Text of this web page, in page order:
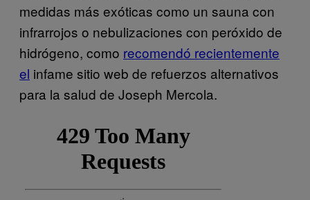
medidas más exóticas como un sauna con
infrarrojos o nebulizaciones con peróxido de
hidrógeno, como recomendó recientemente
el infame sitio web de refuerzos alternativos
para la salud de Joseph Mercola.